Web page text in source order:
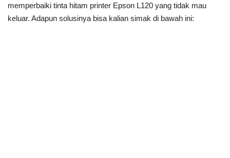
memperbaiki tinta hitam printer Epson L120 yang tidak mau
keluar. Adapun solusinya bisa kalian simak di bawah ini: